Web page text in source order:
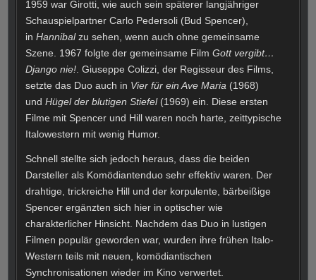
1959 war Girotti, wie auch sein späterer langjähriger
Schauspielpartner Carlo Pedersoli (Bud Spencer),
inHannibalzu sehen, wenn auch ohne gemeinsame
Szene. 1967 folgte der gemeinsame FilmGott vergibt…
Django nie!. Giuseppe Colizzi, der Regisseur des Films,
setzte das Duo auch in Vier für ein Ave Maria (1968)
undHügel der blutigen Stiefel(1969) ein. Diese ersten
Filme mit Spencer und Hill waren noch harte, zeittypische
Italowestern mit wenig Humor.
Schnell stellte sich jedoch heraus, dass die beiden
Darsteller als Komödiantenduo sehr effektiv waren. Der
drahtige, trickreiche Hill und der korpulente, bärbeißige
Spencer ergänzten sich hier in optischer wie
charakterlicher Hinsicht. Nachdem das Duo in lustigen
Filmen populär geworden war, wurden ihre frühen Italo-
Western teils mit neuen, komödiantischen
Synchronisationen wieder im Kino verwertet.